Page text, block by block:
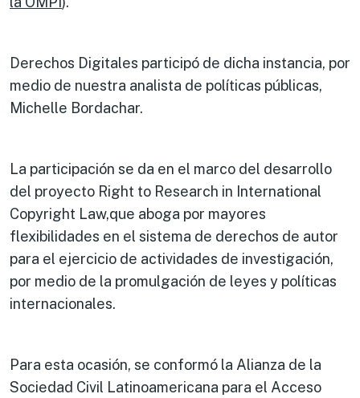
Derechos Digitales participó de dicha instancia, por
medio de nuestra analista de políticas públicas,
Michelle Bordachar.
La participación se da en el marco del desarrollo
del proyecto Right to Research in International
Copyright Law,que aboga por mayores
flexibilidades en el sistema de derechos de autor
para el ejercicio de actividades de investigación,
por medio de la promulgación de leyes y políticas
internacionales.
Para esta ocasión, se conformó la Alianza de la
Sociedad Civil Latinoamericana para el Acceso